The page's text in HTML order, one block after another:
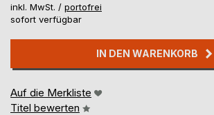
inkl. MwSt. / portofrei
sofort verfügbar
IN DEN WARENKORB
Auf die Merkliste
Titel bewerten